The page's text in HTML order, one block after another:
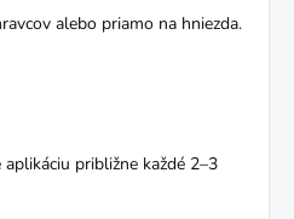
alebo priamo na hniezda.
približne každé 2–3